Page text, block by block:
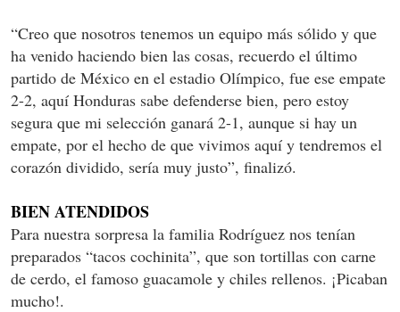
“Creo que nosotros tenemos un equipo más sólido y que
ha venido haciendo bien las cosas, recuerdo el último
partido de México en el estadio Olímpico, fue ese empate
2-2, aquí Honduras sabe defenderse bien, pero estoy
segura que mi selección ganará 2-1, aunque si hay un
empate, por el hecho de que vivimos aquí y tendremos el
corazón dividido, sería muy justo”, finalizó.
BIEN ATENDIDOS
Para nuestra sorpresa la familia Rodríguez nos tenían
preparados “tacos cochinita”, que son tortillas con carne
de cerdo, el famoso guacamole y chiles rellenos. ¡Picaban
mucho!.